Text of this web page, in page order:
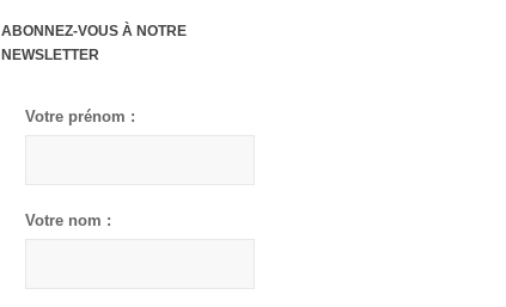
ABONNEZ-VOUS À NOTRE
NEWSLETTER
Votre prénom :
Votre nom :